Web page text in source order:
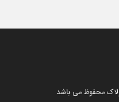
محفوظ می باشد